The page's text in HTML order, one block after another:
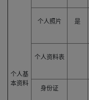
个人基
本资料
个人照片 是
个人资料表
身份证